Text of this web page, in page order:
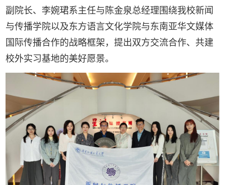
副院长、李婉珺系主任与陈金泉总经理围绕我校新闻
与传播学院以及东方语言文化学院与东南亚华文媒体
国际传播合作的战略框架，提出双方交流合作、共建
校外实习基地的美好愿景。